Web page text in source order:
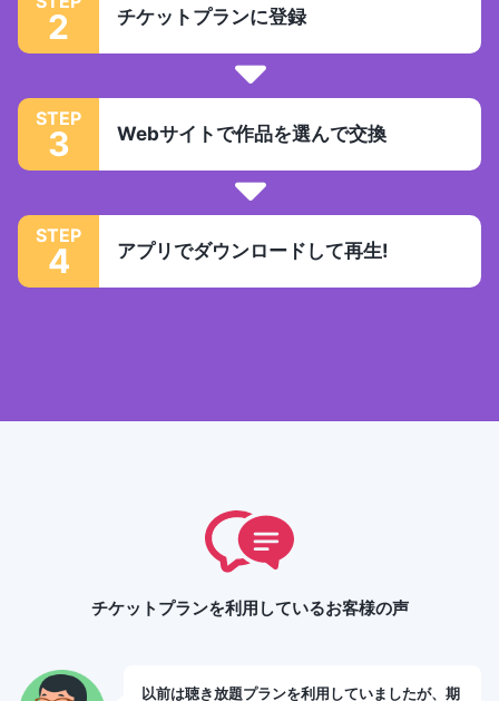
2 チケットプランに登録
STEP
3 Webサイトで作品を選んで交換
STEP
4 アプリでダウンロードして再生!
チケットプランを利用しているお客様の声
以前は聴き放題プランを利用していましたが、期